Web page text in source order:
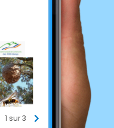
1 sur 3